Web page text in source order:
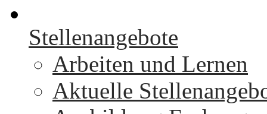
Stellenangebote
Arbeiten und Lernen
Aktuelle